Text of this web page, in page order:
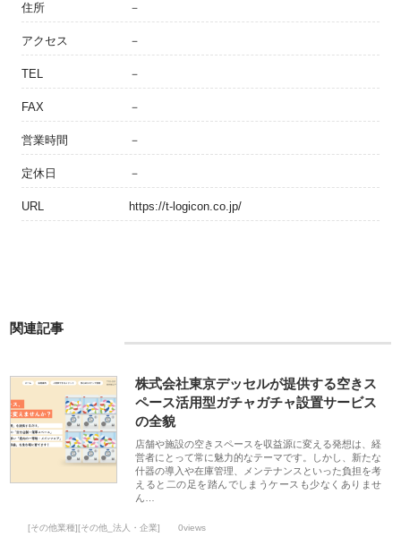
住所 －
アクセス －
TEL －
FAX －
営業時間 －
定休日 －
URL https://t-logicon.co.jp/
関連記事
株式会社東京デッセルが提供する空きス
ペース活用型ガチャガチャ設置サービス
の全貌
店舗や施設の空きスペースを収益源に変える発想は、経
営者にとって常に魅力的なテーマです。しかし、新たな
什器の導入や在庫管理、メンテナンスといった負担を考
えると二の足を踏んでしまうケースも少なくありませ
ん…
[その他業種][その他_法人・企業] 0views